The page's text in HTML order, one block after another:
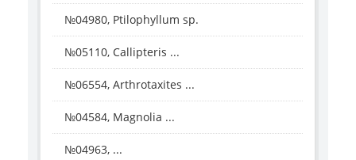
№04980, Ptilophyllum sp.
№05110, Callipteris ...
№06554, Arthrotaxites ...
№04584, Magnolia ...
№04963, ...